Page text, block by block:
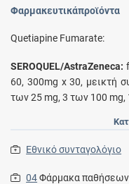
Φαρμακευτικάπροϊόντα
Quetiapine Fumarate:
SEROQUEL/AstraZeneca:
60, 300mg x 30, μεικτή
των 25 mg, 3 των 100 mg,
Εθνικό συνταγολόγιο
04Φάρμακα παθήσεων